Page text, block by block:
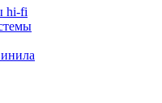
и планшетов
hi-fi